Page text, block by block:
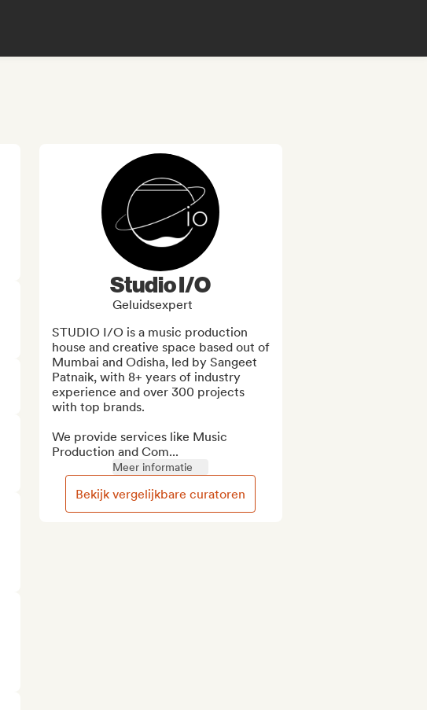
Studio I/O
Geluidsexpert
STUDIO I/O is a music production
house and creative space based out of
Mumbai and Odisha, led by Sangeet
Patnaik, with 8+ years of industry
experience and over 300 projects
with top brands.
We provide services like Music
Production and Com...
Meer informatie
Bekijk vergelijkbare curatoren